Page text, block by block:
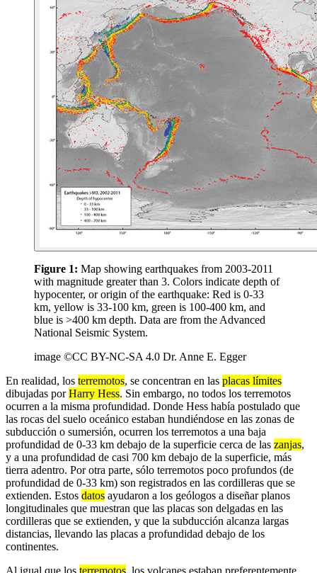
Figure 1: Map showing earthquakes from 2003-2011
with magnitude greater than 3. Colors indicate depth of
hypocenter, or origin of the earthquake: Red is 0-33
km, yellow is 33-100 km, green is 100-400 km, and
blue is >400 km depth. Data are from the Advanced
National Seismic System.
image ©CC BY-NC-SA 4.0 Dr. Anne E. Egger
En realidad, los terremotos, se concentran en las placas límites
dibujadas porHarry Hess. Sin embargo, no todos los terremotos
ocurren a la misma profundidad. Donde Hess había postulado que
las rocas del suelo oceánico estaban hundiéndose en las zonas de
subducción o sumersión, ocurren los terremotos a una baja
profundidad de 0-33 km debajo de la superficie cerca de las zanjas,
y a una profundidad de casi 700 km debajo de la superficie, más
tierra adentro. Por otra parte, sólo terremotos poco profundos (de
profundidad de 0-33 km) son registrados en las cordilleras que se
extienden. Estos datos ayudaron a los geólogos a diseñar planos
longitudinales que muestran que las placas son delgadas en las
cordilleras que se extienden, y que la subducción alcanza largas
distancias, llevando las placas a profundidad debajo de los
continentes.
Al igual que los terremotos, los volcanes estaban preferentemente